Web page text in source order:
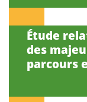
Étude
des
parcours